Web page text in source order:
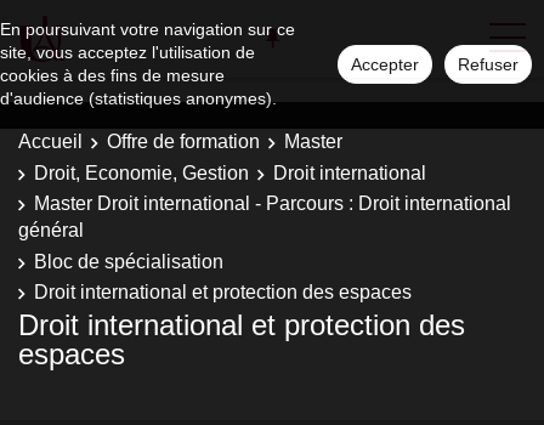
En poursuivant votre navigation sur ce
site, vous acceptez l'utilisation de
cookies à des fins de mesure
d'audience (statistiques anonymes).
Accepter Refuser
Accueil Offre de formation
Master
Droit, Economie, Gestion
Droit international
Master Droit international - Parcours : Droit international
général
Bloc de spécialisation
Droit international et protection des espaces
Droit international et protection des
espaces